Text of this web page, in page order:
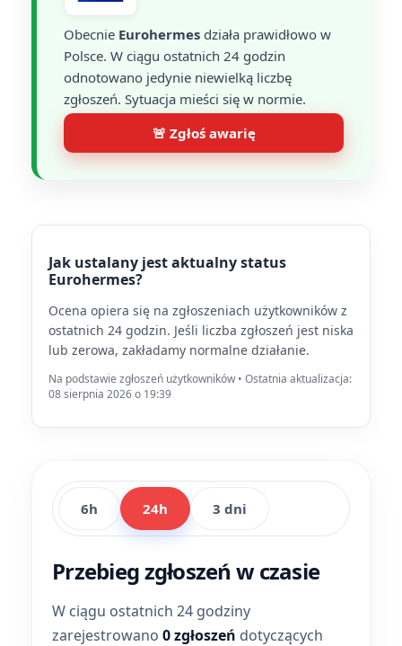
Obecnie Eurohermes działa prawidłowo w
Polsce. W ciągu ostatnich 24 godzin
odnotowano jedynie niewielką liczbę
zgłoszeń. Sytuacja mieści się w normie.
🚨 Zgłoś awarię
Jak ustalany jest aktualny status
Eurohermes?
Ocena opiera się na zgłoszeniach użytkowników z
ostatnich 24 godzin. Jeśli liczba zgłoszeń jest niska
lub zerowa, zakładamy normalne działanie.
Na podstawie zgłoszeń użytkowników • Ostatnia aktualizacja:
08 sierpnia 2026 o 19:39
6h 24h 3 dni
Przebieg zgłoszeń w czasie
W ciągu ostatnich 24 godziny
zarejestrowano 0 zgłoszeń dotyczących